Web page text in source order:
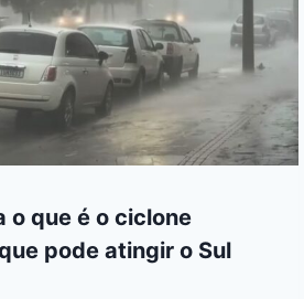
o que é o ciclone
pode atingir o Sul